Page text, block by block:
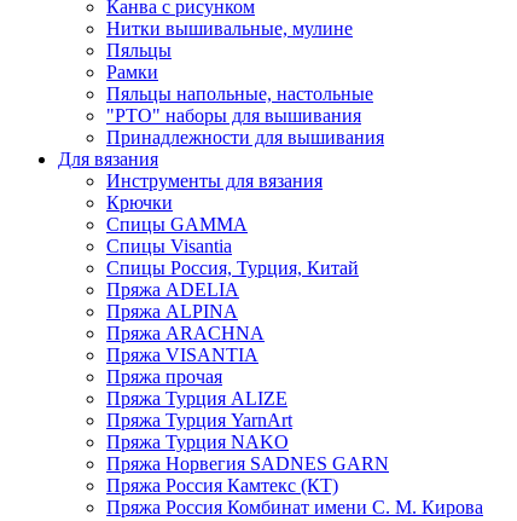
Канва с рисунком
Нитки вышивальные, мулине
Пяльцы
Рамки
Пяльцы напольные, настольные
"РТО" наборы для вышивания
Принадлежности для вышивания
Для вязания
Инструменты для вязания
Крючки
Спицы GAMMA
Спицы Visantia
Спицы Россия, Турция, Китай
Пряжа ADELIA
Пряжа ALPINA
Пряжа ARACHNA
Пряжа VISANTIA
Пряжа прочая
Пряжа Турция ALIZE
Пряжа Турция YarnArt
Пряжа Турция NAKO
Пряжа Норвегия SADNES GARN
Пряжа Россия Камтекс (КТ)
Пряжа Россия Комбинат имени С. М. Кирова